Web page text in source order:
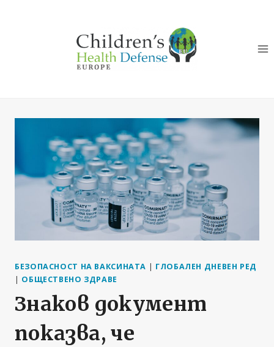
БЕЗОПАСНОСТ НА ВАКСИНАТА | ГЛОБАЛЕН ДНЕВЕН РЕД
| ОБЩЕСТВЕНО ЗДРАВЕ
Знаков документ
показва, че